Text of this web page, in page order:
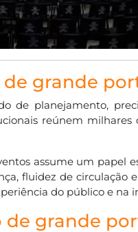
grande
planejamento,
reúnem
assume um papel
fluidez de circulação
do público e na
de grande